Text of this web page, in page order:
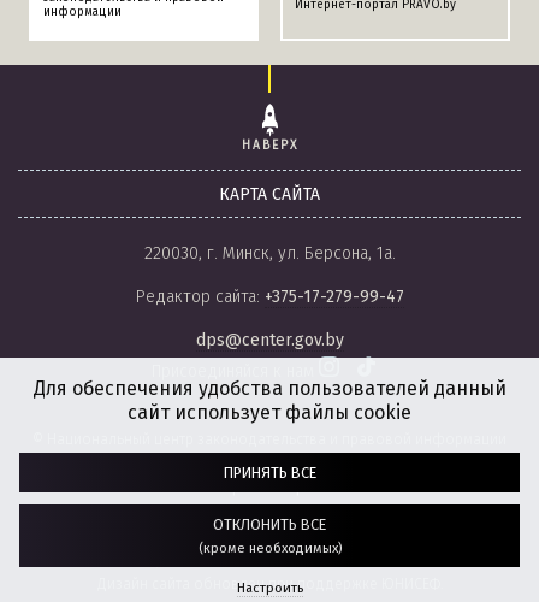
информации
Интернет-портал PRAVO.by
НАВЕРХ
КАРТА САЙТА
220030, г. Минск, ул. Берсона, 1а.
Редактор сайта: +375-17-279-99-47
dps@center.gov.by
Разработка сайта: агентство
“ГЕНШТАБ”
Дизайн сайта обновлен при поддержке ЮНИСЕФ.
Для обеспечения удобства пользователей данный
сайт использует файлы cookie
ПРИНЯТЬ ВСЕ
ОТКЛОНИТЬ ВСЕ
(кроме необходимых)
Настроить